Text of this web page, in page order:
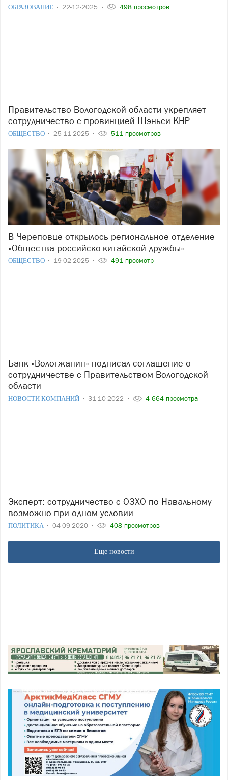
ОБРАЗОВАНИЕ 22-12-2025 498 просмотров
Правительство Вологодской области укрепляет
сотрудничество с провинцией Шэньси КНР
ОБЩЕСТВО 25-11-2025 511 просмотров
В Череповце открылось региональное отделение
«Общества российско-китайской дружбы»
ОБЩЕСТВО 19-02-2025 491 просмотр
Банк «Вологжанин» подписал соглашение о
сотрудничестве с Правительством Вологодской
области
НОВОСТИ КОМПАНИЙ 31-10-2022 4 664 просмотра
Эксперт: сотрудничество с ОЗХО по Навальному
возможно при одном условии
ПОЛИТИКА 04-09-2020 408 просмотров
Еще новости